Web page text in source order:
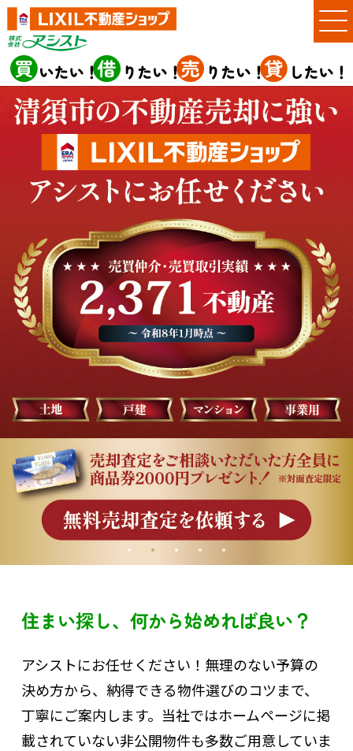
住まい探し、何から始めれば良い？
アシストにお任せください！無理のない予算の
決め方から、納得できる物件選びのコツまで、
丁寧にご案内します。 当社ではホームページに掲
載されていない非公開物件も多数ご用意していま